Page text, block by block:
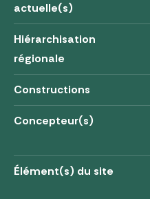
actuelle(s)
Hiérarchisation
régionale
Constructions
Concepteur(s)
Élément(s) du site